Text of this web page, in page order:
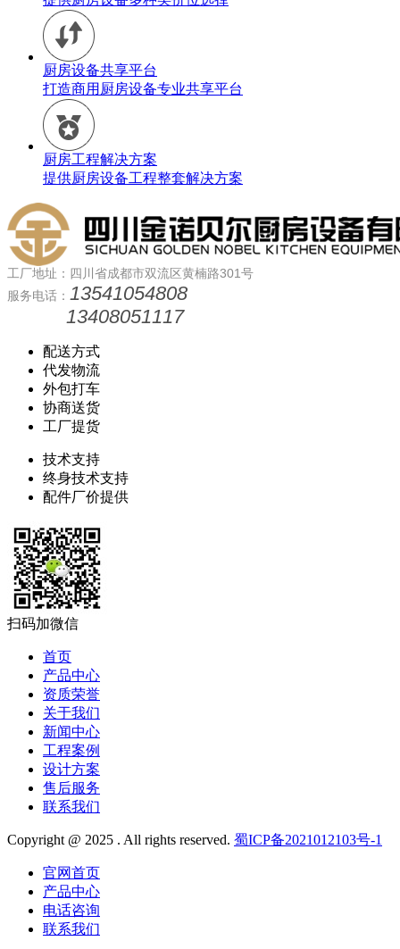
厨房设备共享平台
打造商用厨房设备专业共享平台
厨房工程解决方案
提供厨房设备工程整套解决方案
工厂地址：四川省成都市双流区黄楠路301号
服务电话： 13541054808
13408051117
配送方式
代发物流
外包打车
协商送货
工厂提货
技术支持
终身技术支持
配件厂价提供
扫码加微信
首页
产品中心
资质荣誉
关于我们
新闻中心
工程案例
设计方案
售后服务
联系我们
Copyright @ 2025 . All rights reserved. 蜀ICP备2021012103号-1
官网首页
产品中心
电话咨询
联系我们